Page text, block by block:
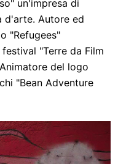
un'impresa di
d'arte. Autore ed
"Refugees"
"Terre da Film
del logo
"Bean Adventure